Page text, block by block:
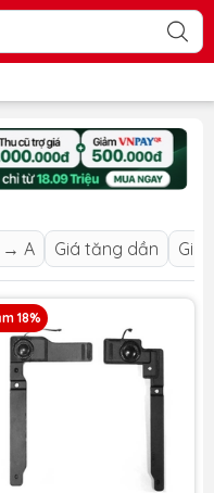
→ A Giá tăng dần Giá
18%